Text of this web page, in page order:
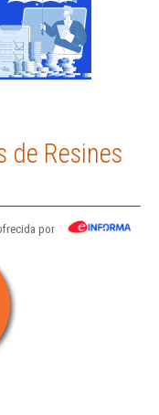
de Resines
por